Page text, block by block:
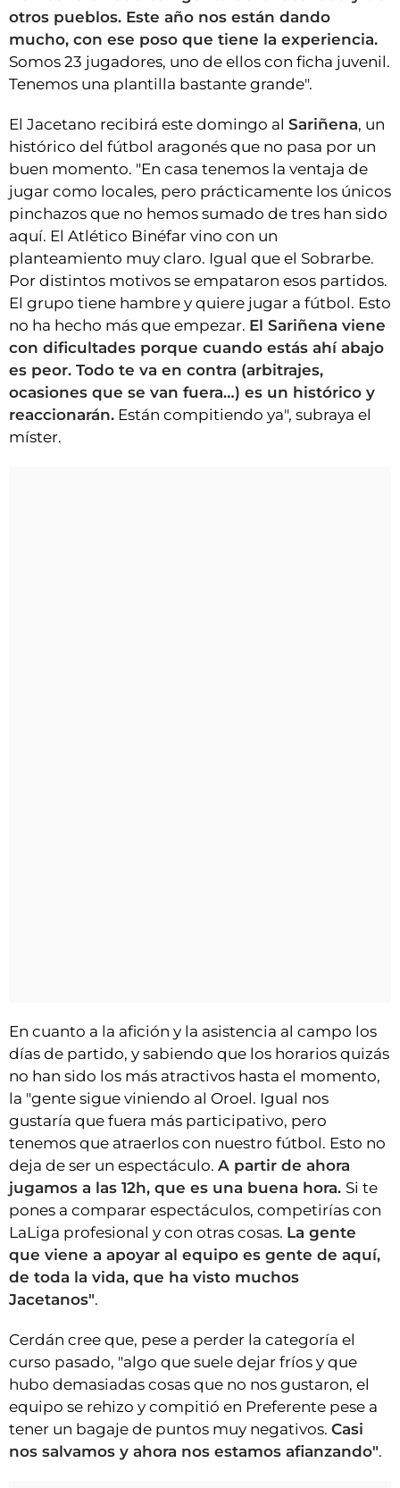
otros pueblos. Este año nos están dando
mucho, con ese poso que tiene la experiencia.
Somos 23 jugadores, uno de ellos con ficha juvenil.
Tenemos una plantilla bastante grande".
El Jacetano recibirá este domingo al Sariñena, un
histórico del fútbol aragonés que no pasa por un
buen momento. "En casa tenemos la ventaja de
jugar como locales, pero prácticamente los únicos
pinchazos que no hemos sumado de tres han sido
aquí. El Atlético Binéfar vino con un
planteamiento muy claro. Igual que el Sobrarbe.
Por distintos motivos se empataron esos partidos.
El grupo tiene hambre y quiere jugar a fútbol. Esto
no ha hecho más que empezar. El Sariñena viene
con dificultades porque cuando estás ahí abajo
es peor. Todo te va en contra (arbitrajes,
ocasiones que se van fuera…) es un histórico y
reaccionarán. Están compitiendo ya", subraya el
míster.
En cuanto a la afición y la asistencia al campo los
días de partido, y sabiendo que los horarios quizás
no han sido los más atractivos hasta el momento,
la "gente sigue viniendo al Oroel. Igual nos
gustaría que fuera más participativo, pero
tenemos que atraerlos con nuestro fútbol. Esto no
deja de ser un espectáculo. A partir de ahora
jugamos a las 12h, que es una buena hora. Si te
pones a comparar espectáculos, competirías con
LaLiga profesional y con otras cosas. La gente
que viene a apoyar al equipo es gente de aquí,
de toda la vida, que ha visto muchos
Jacetanos".
Cerdán cree que, pese a perder la categoría el
curso pasado, "algo que suele dejar fríos y que
hubo demasiadas cosas que no nos gustaron, el
equipo se rehizo y compitió en Preferente pese a
tener un bagaje de puntos muy negativos. Casi
nos salvamos y ahora nos estamos afianzando".